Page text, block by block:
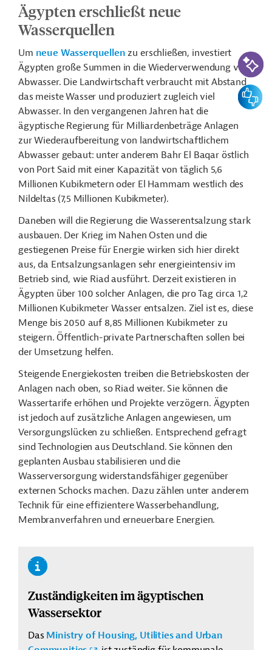
Ägypten erschließt neue
Wasserquellen
Um neue Wasserquellen zu erschließen, investiert
Ägypten große Summen in die Wiederverwendung von
Abwasser. Die Landwirtschaft verbraucht mit Abstand
das meiste Wasser und produziert zugleich viel
Abwasser. In den vergangenen Jahren hat die
ägyptische Regierung für Milliardenbeträge Anlagen
zur Wiederaufbereitung von landwirtschaftlichem
Abwasser gebaut: unter anderem Bahr El Baqar östlich
von Port Said mit einer Kapazität von täglich 5,6
Millionen Kubikmetern oder El Hammam westlich des
Nildeltas (7,5 Millionen Kubikmeter).
Daneben will die Regierung die Wasserentsalzung stark
ausbauen. Der Krieg im Nahen Osten und die
gestiegenen Preise für Energie wirken sich hier direkt
aus, da Entsalzungsanlagen sehr energieintensiv im
Betrieb sind, wie Riad ausführt. Derzeit existieren in
Ägypten über 100 solcher Anlagen, die pro Tag circa 1,2
Millionen Kubikmeter Wasser entsalzen. Ziel ist es, diese
Menge bis 2050 auf 8,85 Millionen Kubikmeter zu
steigern. Öffentlich-private Partnerschaften sollen bei
der Umsetzung helfen.
Steigende Energiekosten treiben die Betriebskosten der
Anlagen nach oben, so Riad weiter. Sie können die
Wassertarife erhöhen und Projekte verzögern. Ägypten
ist jedoch auf zusätzliche Anlagen angewiesen, um
Versorgungslücken zu schließen. Entsprechend gefragt
sind Technologien aus Deutschland. Sie können den
geplanten Ausbau stabilisieren und die
Wasserversorgung widerstandsfähiger gegenüber
externen Schocks machen. Dazu zählen unter anderem
Technik für eine effizientere Wasserbehandlung,
Membranverfahren und erneuerbare Energien.
Zuständigkeiten im ägyptischen
Wassersektor
Das Ministry of Housing, Utilities and Urban
KI-